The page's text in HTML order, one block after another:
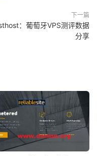
下一篇
：葡萄牙VPS测评数据
分享